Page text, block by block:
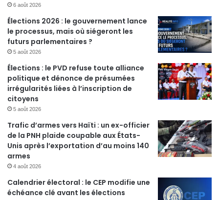
6 août 2026
Élections 2026 : le gouvernement lance
le processus, mais où siégeront les
futurs parlementaires ?
5 août 2026
Élections : le PVD refuse toute alliance
politique et dénonce de présumées
irrégularités liées à l’inscription de
citoyens
5 août 2026
Trafic d’armes vers Haïti : un ex-officier
de la PNH plaide coupable aux États-
Unis après l’exportation d’au moins 140
armes
4 août 2026
Calendrier électoral : le CEP modifie une
échéance clé avant les élections